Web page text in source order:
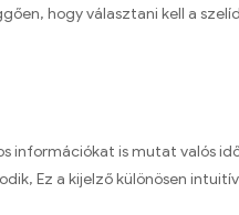
hogy választani kell a
információkat is mutat valós
Ez a kijelző különösen